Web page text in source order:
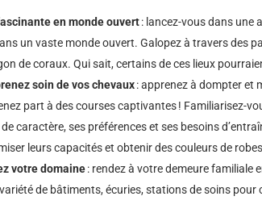
en monde ouvert: lancez-vous dans une
un vaste monde ouvert. Galopez à travers des
de coraux. Qui sait, certains de ces lieux
soin de vos chevaux: apprenez à dompter et
part à des courses captivantes ! Familiarisez-
caractère, ses préférences et ses besoins
leurs capacités et obtenir des couleurs de
votre domaine: rendez à votre demeure familiale
de bâtiments, écuries, stations de soins pour